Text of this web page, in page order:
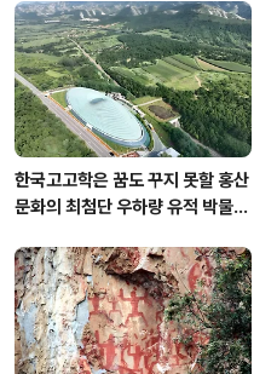
한국고고학은 꿈도 꾸지 못할 홍산
문화의 최첨단 우하량 유적 박물관